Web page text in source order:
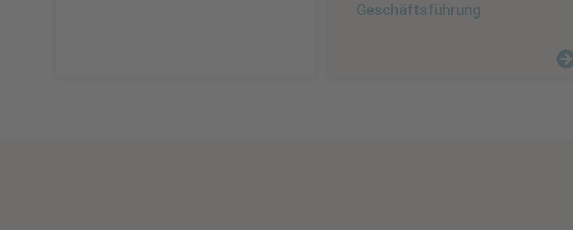
Geschäftsführung